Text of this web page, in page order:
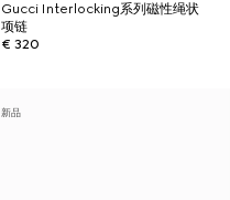
Gucci Interlocking系列磁性绳状
项链
€ 320
新品